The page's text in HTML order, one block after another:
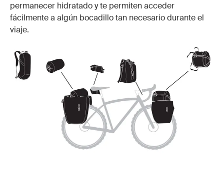
permanecer hidratado y te permiten acceder
fácilmente a algún bocadillo tan necesario durante el
viaje.